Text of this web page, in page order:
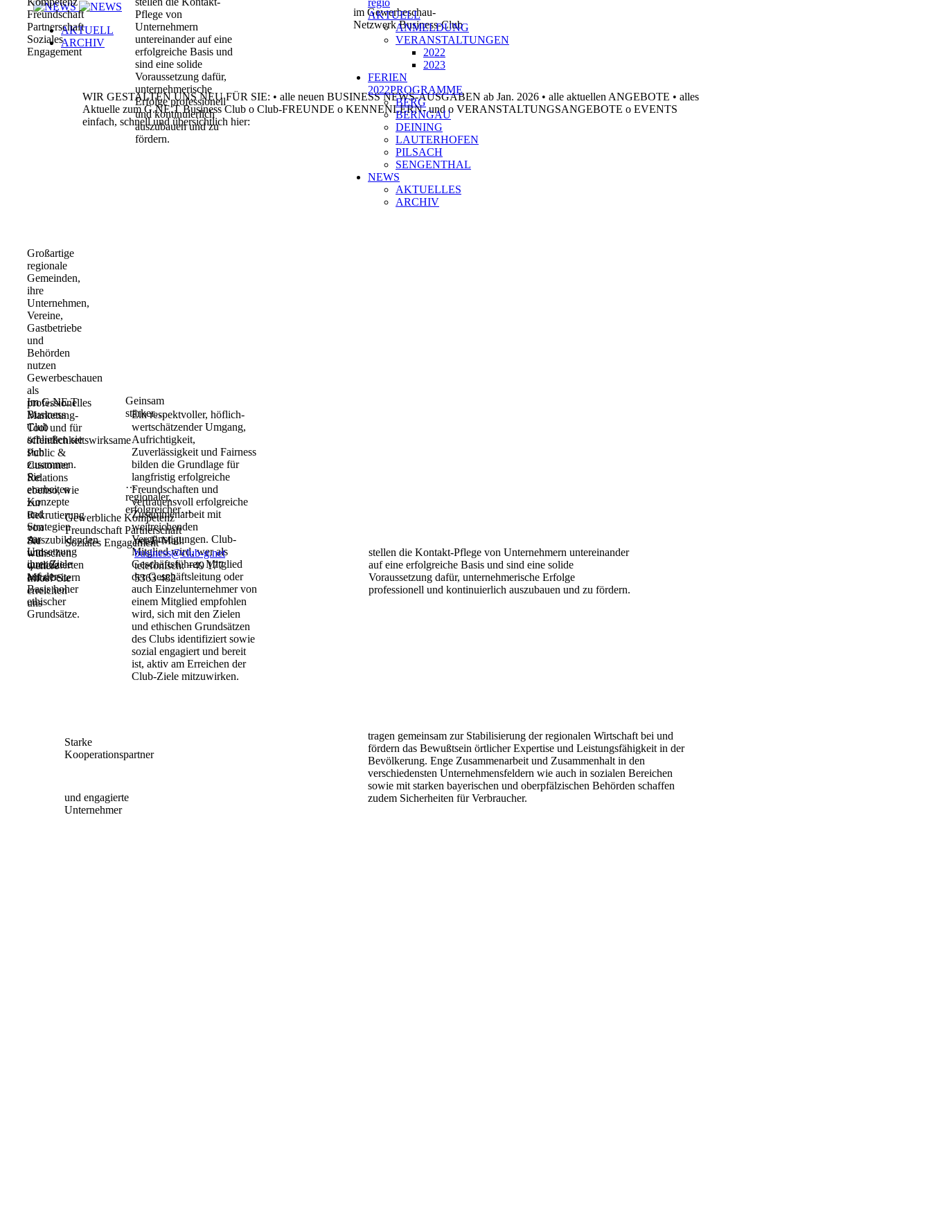
AKTUELL
ARCHIV
im Gewerbeschau-
NetzwerkBusiness-Club
stellen die Kontakt-Pflege von Unternehmern untereinander
auf eine erfolgreiche Basis und sind eine solide
Voraussetzung dafür, unternehmerische Erfolge
professionell und kontinuierlich auszubauen und zu fördern.
tragen gemeinsam zur Stabilisierung der regionalen Wirtschaft bei und
fördern das Bewußtsein örtlicher Expertise und Leistungsfähigkeit in der
Bevölkerung. Enge Zusammenarbeit und Zusammenhalt in den
verschiedensten Unternehmensfeldern wie auch in sozialen Bereichen
sowie mit starken bayerischen und oberpfälzischen Behörden schaffen
zudem Sicherheiten fürVerbraucher.
Starke
Kooperationspartner
und engagierte
Unternehmer
Gewerbliche Kompetenz
Freundschaft Partnerschaft
Soziales Engagement
WIR GESTALTEN UNS NEU FÜR SIE: • alle neuen BUSINESS NEWS-AUSGABEN ab Jan. 2026 • alle aktuellen ANGEBOTE • alles
Aktuelle zum G.NE.T Business Club o Club-FREUNDE o KENNENLERN- und o VERANSTALTUNGSANGEBOTE o EVENTS
einfach, schnell und übersichtlich hier:
Pflege von
Unternehmern
untereinanderauf eine
erfolgreiche Basis und
sind eine solide
Voraussetzung dafür,
unternehmerische
Erfolge professionell
und kontinuierlich
auszubauen und zu
fördern.
Großartige
regionale
Gemeinden,
ihre
Unternehmen,
Vereine,
Gastbetriebe
und
Behörden
nutzen
Gewerbeschauen
als
professionelles
Marketung-
Tool und für
öffentlichkeitswirksame
Public &
Customer
Relations
ebenso, wie
zur
Rekrutierung
von
Auszubildenden
und
qualifizierten
Mitarbeitern
Im G.NE.T
Business
Club
schließen sie
sich
zusammen.
Sie
erarbeiten
Konzepte
und
Strategien
zur
Umsetzung
ihrer Ziele
auf der
Basis hoher
ethischer
Grundsätze.
Ein respektvoller, höflich-
wertschätzender Umgang,
Aufrichtigkeit,
Zuverlässigkeit und Fairness
bilden die Grundlage für
langfristig erfolgreiche
Freundschaften und
vertrauensvoll erfolgreiche
Zusammenarbeit mit
weitreichenden
Vergünstigungen. Club-
Mitglied wird, wer als
Geschäftsführer, Mitglied
der Geschäftsleitung oder
auch Einzelunternehmer von
einem Mitglied empfohlen
wird, sich mit den Zielen
und ethischen Grundsätzen
des Clubs identifiziert sowie
sozial engagiert und bereit
ist, aktiv am Erreichen der
Club-Ziele mitzuwirken.
Geinsam
stärker…
…
regionaler,
erfolgreicher…
Freundschaft
Partnerschaft
Soziales
Engagement
per E-Mail:
business@club-g.net
telefonisch:+49 177
5363 482
Sie
wünschen
weitere
Infos?Sie
erreichen
uns
regio
AKTUELL
ANMELDUNG
VERANSTALTUNGEN
2022
2023
FERIEN
2022PROGRAMME
BERG
BERNGAU
DEINING
LAUTERHOFEN
PILSACH
SENGENTHAL
NEWS
AKTUELLES
ARCHIV